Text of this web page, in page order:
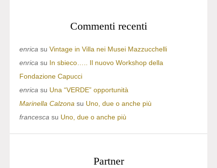
Commenti recenti
enrica su Vintage in Villa nei Musei Mazzucchelli
enrica su In sbieco….. Il nuovo Workshop della
Fondazione Capucci
enrica su Una “VERDE” opportunità
Marinella Calzona su Uno, due o anche più
francesca su Uno, due o anche più
Partner